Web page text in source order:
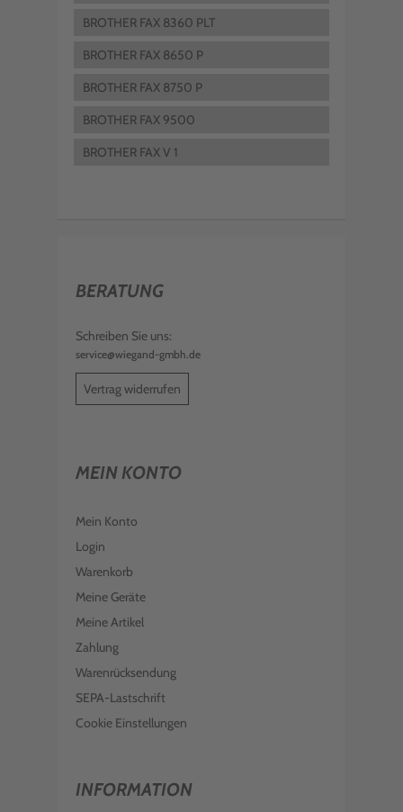
BROTHER FAX 8360 PLT
BROTHER FAX 8650 P
BROTHER FAX 8750 P
BROTHER FAX 9500
BROTHER FAX V 1
BERATUNG
Schreiben Sie uns:
service@wiegand-gmbh.de
Vertrag widerrufen
MEIN KONTO
Mein Konto
Login
Warenkorb
Meine Geräte
Meine Artikel
Zahlung
Warenrücksendung
SEPA-Lastschrift
Cookie Einstellungen
INFORMATION